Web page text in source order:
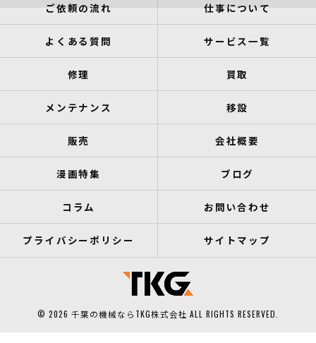
ご依頼の流れ 仕事について
よくある質問 サービス一覧
修理 買取
メンテナンス 移設
販売 会社概要
漫画特集 ブログ
コラム お問い合わせ
プライバシーポリシー サイトマップ
© 2026 千葉の機械ならTKG株式会社 ALL RIGHTS RESERVED.